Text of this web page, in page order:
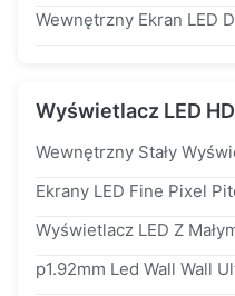
Wyświetlacz LED HD